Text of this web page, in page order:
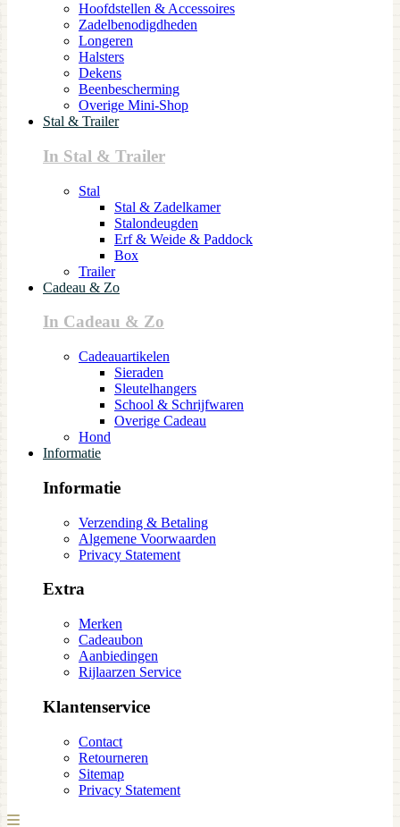
Hoofdstellen & Accessoires
Zadelbenodigdheden
Longeren
Halsters
Dekens
Beenbescherming
Overige Mini-Shop
Stal & Trailer
In Stal & Trailer
Stal
Stal & Zadelkamer
Stalondeugden
Erf & Weide & Paddock
Box
Trailer
Cadeau & Zo
In Cadeau & Zo
Cadeauartikelen
Sieraden
Sleutelhangers
School & Schrijfwaren
Overige Cadeau
Hond
Informatie
Informatie
Verzending & Betaling
Algemene Voorwaarden
Privacy Statement
Extra
Merken
Cadeaubon
Aanbiedingen
Rijlaarzen Service
Klantenservice
Contact
Retourneren
Sitemap
Privacy Statement